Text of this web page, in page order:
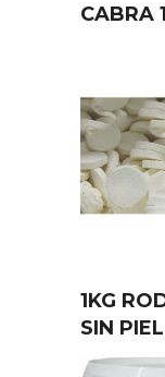
CABRA
1KG
SIN